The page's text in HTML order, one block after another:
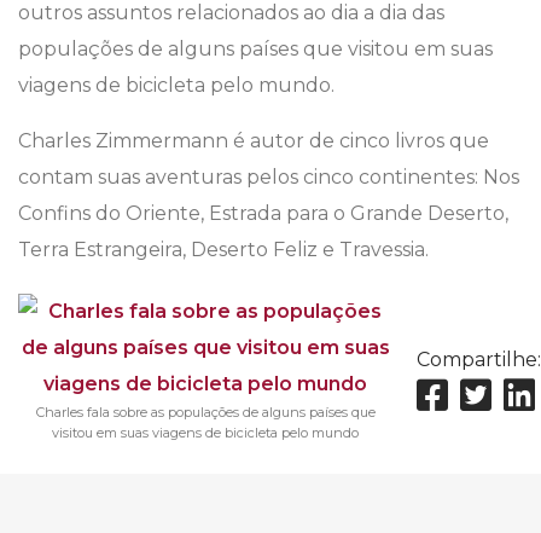
outros assuntos relacionados ao dia a dia das
populações de alguns países que visitou em suas
viagens de bicicleta pelo mundo.
Charles Zimmermann é autor de cinco livros que
contam suas aventuras pelos cinco continentes: Nos
Confins do Oriente, Estrada para o Grande Deserto,
Terra Estrangeira, Deserto Feliz e Travessia.
Charles fala sobre as populações de alguns países que
visitou em suas viagens de bicicleta pelo mundo
Compartilhe: